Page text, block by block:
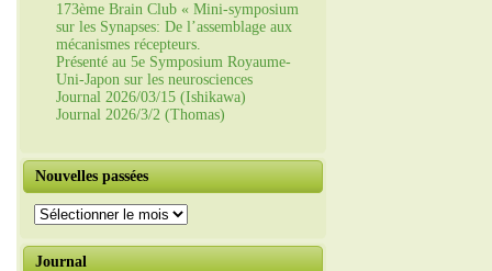
173ème Brain Club « Mini-symposium
sur les Synapses: De l’assemblage aux
mécanismes récepteurs.
Présenté au 5e Symposium Royaume-
Uni-Japon sur les neurosciences
Journal 2026/03/15 (Ishikawa)
Journal 2026/3/2 (Thomas)
Nouvelles passées
Nouvelles
passées
Journal